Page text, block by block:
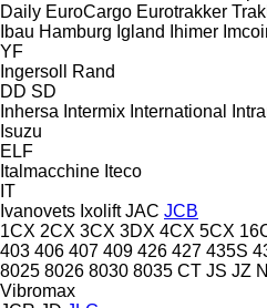
Daily EuroCargo Eurotrakker
Ibau Hamburg Igland Ihimer
YF
Ingersoll Rand
DD SD
Inhersa Intermix International
Isuzu
ELF
Italmacchine Iteco
IT
Ivanovets Ixolift JAC JCB
1CX 2CX 3CX 3DX 4CX 5CX
403 406 407 409 426 427 435S
8025 8026 8030 8035 CT JS JZ
Vibromax